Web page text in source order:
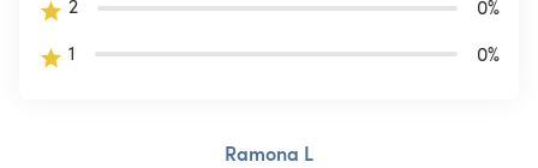
2
0%
1
0%
Ramona L